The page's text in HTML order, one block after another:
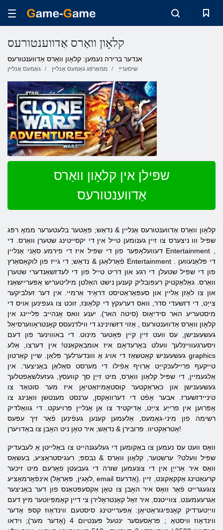
קלאָון וואַרס אַדווענטורעס
אנדער ברירה נעמען: קלאָון וואַרס אַדווענטורעס
גאַמעס אָנליין ממאָרפּג גאַמעס אָנליין שיסערייַ
שפּילן אין קלאָון וואַרס
אַדווענטורעס
קלאָון וואַרס אַדווענטורעס אָנליין & נדאַש; פּאָטער בלעטערער ממאָ רפּג
שפּיל ווו ניצערס צו זיין גענומען טייל אין די יקסייטינג שטערן וואַרס. די
דעוועלאָפּער פון די שפּיל איז די פירמעסאָני אָנליין Entertainment
פֿאַרלאַגן & נדאַש; די גייז פון Entertainment
פון די שפּיל שטעלן די רגע און דריט טייל פון די לעדזשאַנדערי שטערן
וואַרס. גאַלאַקטיק רעפּובליק קענען נישט האַלטן מיליטעריש אַפּעריישאַנז
און צו לאָזן אַליין און סעפּאַראַטיסט דראָיד אַרמיי. אין דער זעלביקער
צייַט, די דזשעדי סדר, וואס דערעקץ די קלאָונז, זוכט צו געפינען אויס די
מיסטעריע האר סידיאָוס (סיטה האר). יענע וואס אָנהייב פּלייינג אין
קלאָון וואַרס אַדווענטורעס
, אַזוי דזשוינינג די ווילדנעסס קאָנטראָווערסיאַל
געשעענישן, עס וועט זיין קיין פּאָטער מינוט. די באוווינער פון דעם
ויסערגעוויינלעך וועלט באָרעדאָם איז אומבאַקאַנט! אין דערצו, אַלע
געשעעניש קאַטשאַז די אויג אַ ווונדערלעך פּלאַן. שיין קאַרטון graphics
טייקעף פריילעכקייַט אַרויף אַפֿילו די מערסט סאַלאַן באַניצער. אין
אַלגעמיין, די שפּיל קלאָון וואַרס, מיט זייַן סך קוועסץ, געזעלשאַפטלעך
געשעענישן און כאַראַקטער קוסטאָמיזאַטיאָן איז מער סוטאַד צו
טיניידזשערז. אבער אָפֿט די דערוואַקסן, ערנסט מענטשן וואַנינג צו
אָפּרוען אין פרייַע צייַט, אַדיקטיד צו אַן אָנליין פּרויעקט. די גוואַלדיק
רשימה פון מיני-גאַמעס, אַלעמען קענען געפֿינען פֿאַר זיך עפּעס
אַטראַקטיוו. פּרובירן & נדאַש; איר טאָן ניט האָבן צו באַדויערן!
וואָס וועט עס נעמען צו באַקומען די געלעגנהייט צו באַלייטן אַ לעבעדיק
שפּיל וועלט? ערשטער,קלאָון וואַרס & נבספּ; רעגיסטראַציע, בעשאַס
וואָס איר אַרייַן אין די צונעמען שורה די געבעטן פאָרעם מיט זיכער
אינפֿאָרמאַציע (לאָגין, פּאַראָל, email אַדרעס). קרעאַטינג אַקקאַקונט, זיין
צוגעגרייט פֿאַר וואָס איר האָבן צו טאָן אַקסעפּטאַנס פון דער באַניצער
אַגרעעמענט. צווייטנס, איר זאָל קאָנטראָלירן צי דיין קאָמפּיוטער מיץ דעם
ווייַטערדיק קאָנפיגוראַטיאָן: אַפּערייטינג סיסטעם ווינדאָוזקספּ אָדער
ווינדאָוז וויסטאַ ; פּראַסעסער ינטעל פּענטיום 4 (אָדער מער); וידאו